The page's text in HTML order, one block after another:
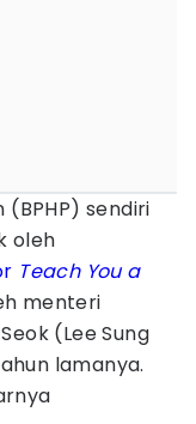
(BPHP) sendiri
oleh
Teach You a
menteri
(Lee Sung
lamanya.